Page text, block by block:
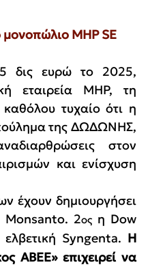
MHP SE
δις ευρώ το 2025,
εταιρεία MHP, τη
τυχαίο ότι η
της ΔΩΔΩΝΗΣ,
στον
και ενίσχυση
έχουν δημιουργήσει
Monsanto. 2ος η Dow
Syngenta. Η
ΑΒΕΕ» επιχειρεί να